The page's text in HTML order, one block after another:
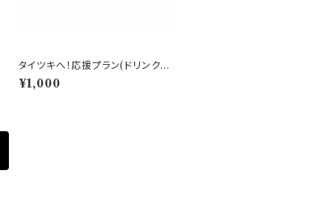
タイツキへ！応援プラン(ドリンクチ
ケット付き)
¥1,000